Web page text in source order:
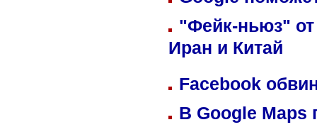
"Фейк-ньюз" от
Иран и Китай
Facebook
В Google Maps